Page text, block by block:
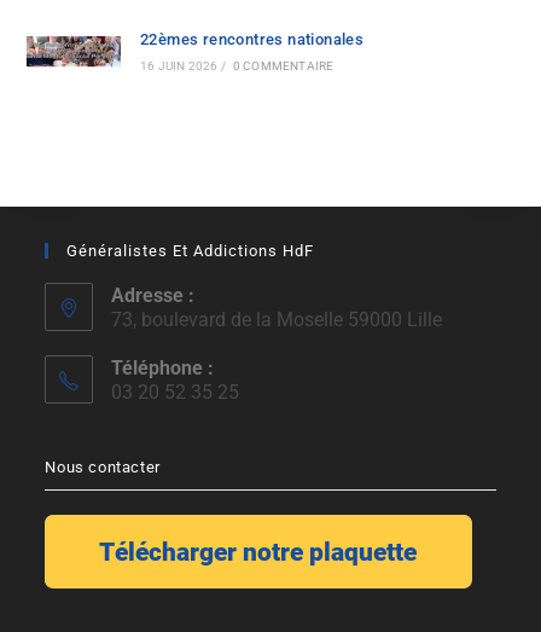
22èmes rencontres nationales
16 JUIN 2026 / 0 COMMENTAIRE
Généralistes Et Addictions HdF
Adresse :
73, boulevard de la Moselle 59000 Lille
Téléphone :
03 20 52 35 25
Nous contacter